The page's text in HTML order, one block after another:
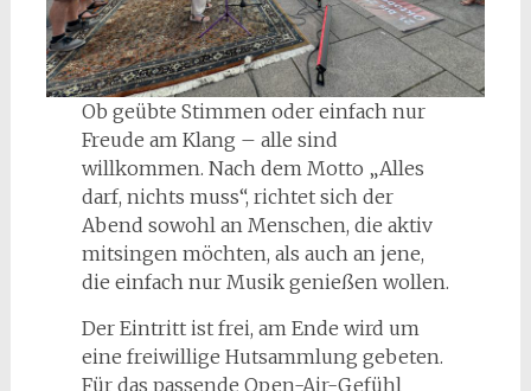
Ob geübte Stimmen oder einfach nur
Freude am Klang – alle sind
willkommen. Nach dem Motto „Alles
darf, nichts muss“, richtet sich der
Abend sowohl an Menschen, die aktiv
mitsingen möchten, als auch an jene,
die einfach nur Musik genießen wollen.
Der Eintritt ist frei, am Ende wird um
eine freiwillige Hutsammlung gebeten.
Für das passende Open-Air-Gefühl